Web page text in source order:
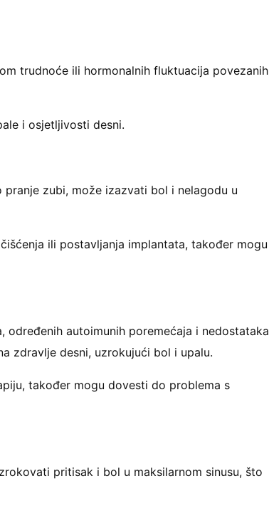
trudnoće ili hormonalnih fluktuacija povezanih
i osjetljivosti desni.
zubi, može izazvati bol i nelagodu u
ili postavljanja implantata, također mogu
određenih autoimunih poremećaja i nedostataka
zdravlje desni, uzrokujući bol i upalu.
također mogu dovesti do problema s
pritisak i bol u maksilarnom sinusu, što